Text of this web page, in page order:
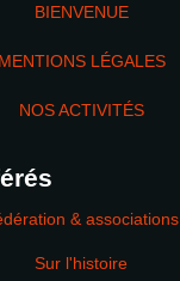
BIENVENUE
MENTIONS LÉGALES
NOS ACTIVITÉS
& associations
Sur l'histoire